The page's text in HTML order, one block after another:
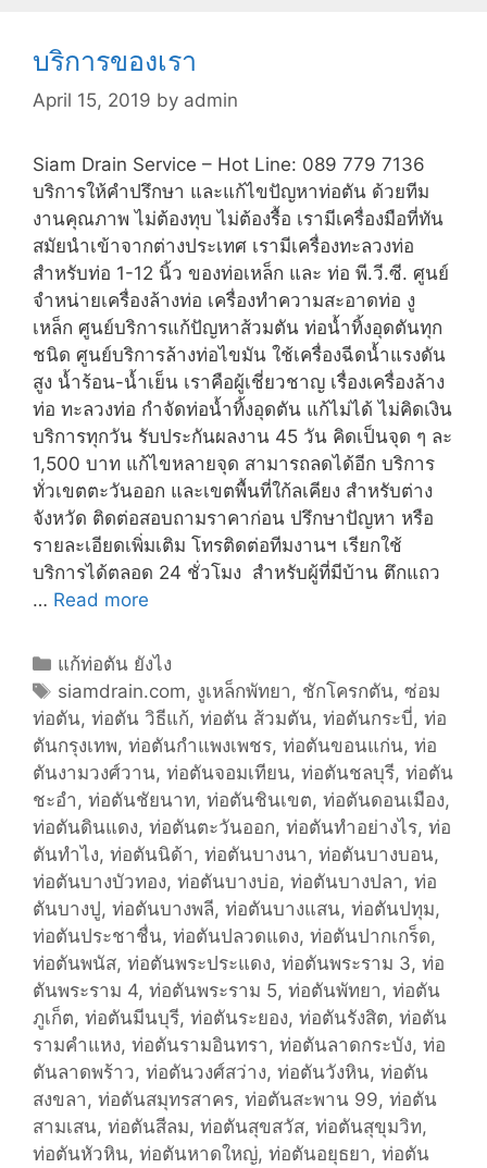
บริการของเรา
April 15, 2019 by admin
Siam Drain Service – Hot Line: 089 779 7136
บริการให้คำปรึกษา และแก้ไขปัญหาท่อตัน ด้วยทีม
งานคุณภาพ ไม่ต้องทุบ ไม่ต้องรื้อ เรามีเครื่องมือที่ทัน
สมัยนำเข้าจากต่างประเทศ เรามีเครื่องทะลวงท่อ
สำหรับท่อ 1-12 นิ้ว ของท่อเหล็ก และ ท่อ พี.วี.ซี. ศูนย์
จำหน่ายเครื่องล้างท่อ เครื่องทำความสะอาดท่อ งู
เหล็ก ศูนย์บริการแก้ปัญหาส้วมตัน ท่อน้ำทิ้งอุดตันทุก
ชนิด ศูนย์บริการล้างท่อไขมัน ใช้เครื่องฉีดน้ำแรงดัน
สูง น้ำร้อน-น้ำเย็น เราคือผู้เชี่ยวชาญ เรื่องเครื่องล้าง
ท่อ ทะลวงท่อ กำจัดท่อน้ำทิ้งอุดตัน แก้ไม่ได้ ไม่คิดเงิน
บริการทุกวัน รับประกันผลงาน 45 วัน คิดเป็นจุด ๆ ละ
1,500 บาท แก้ไขหลายจุด สามารถลดได้อีก บริการ
ทั่วเขตตะวันออก และเขตพื้นที่ใก้ลเคียง สำหรับต่าง
จังหวัด ติดต่อสอบถามราคาก่อน ปรึกษาปัญหา หรือ
รายละเอียดเพิ่มเติม โทรติดต่อทีมงานฯ เรียกใช้
บริการได้ตลอด 24 ชั่วโมง สำหรับผู้ที่มีบ้าน ตึกแถว
… Read more
ก
ร
ข
ง
C
a
t
e
g
o
r
i
e
s
แก้ท่อตัน ยังไง
T
a
g
s
siamdrain.com, งูเหล็กพัทยา , ชักโครกตัน,ซ่อม
ท่อตัน, ท่อตัน วิธีแก้, ท่อตัน ส้วมตัน, ท่อตันกระบี่, ท่อ
ตันกรุงเทพ, ท่อตันกำแพงเพชร, ท่อตันขอนแก่น, ท่อ
ตันงามวงศ์วาน, ท่อตันจอมเทียน, ท่อตันชลบุรี, ท่อตัน
ชะอำ , ท่อตันชัยนาท, ท่อตันชินเขต, ท่อตันดอนเมือง,
ท่อตันดินแดง, ท่อตันตะวันออก, ท่อตันทำอย่างไร, ท่อ
ตันทำไง, ท่อตันนิด้า , ท่อตันบางนา , ท่อตันบางบอน,
ท่อตันบางบัวทอง, ท่อตันบางบ่อ, ท่อตันบางปลา , ท่อ
ตันบางปู, ท่อตันบางพลี, ท่อตันบางแสน, ท่อตันปทุม,
ท่อตันประชาชื่น, ท่อตันปลวดแดง, ท่อตันปากเกร็ด,
ท่อตันพนัส, ท่อตันพระประแดง, ท่อตันพระราม 3, ท่อ
ตันพระราม 4, ท่อตันพระราม 5, ท่อตันพัทยา , ท่อตัน
ภูเก็ต, ท่อตันมีนบุรี, ท่อตันระยอง, ท่อตันรังสิต, ท่อตัน
รามคำแหง, ท่อตันรามอินทรา , ท่อตันลาดกระบัง, ท่อ
ตันลาดพร้าว, ท่อตันวงศ์สว่าง, ท่อตันวังหิน, ท่อตัน
สงขลา , ท่อตันสมุทรสาคร, ท่อตันสะพาน 99, ท่อตัน
สามเสน, ท่อตันสีลม, ท่อตันสุขสวัส, ท่อตันสุขุมวิท,
ท่อตันหัวหิน, ท่อตันหาดใหญ่, ท่อตันอยุธยา , ท่อตัน